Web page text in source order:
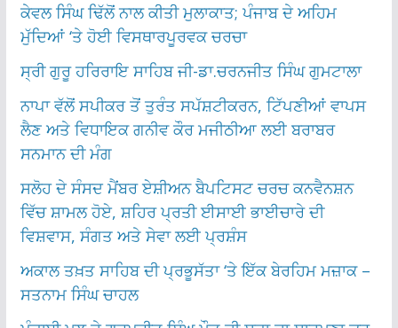
ਕੇਵਲ ਸਿੰਘ ਢਿੱਲੋਂ ਨਾਲ ਕੀਤੀ ਮੁਲਾਕਾਤ; ਪੰਜਾਬ ਦੇ ਅਹਿਮ
ਮੁੱਦਿਆਂ ‘ਤੇ ਹੋਈ ਵਿਸਥਾਰਪੂਰਵਕ ਚਰਚਾ
ਸ੍ਰੀ ਗੁਰੂ ਹਰਿਰਾਇ ਸਾਹਿਬ ਜੀ-ਡਾ.ਚਰਨਜੀਤ ਸਿੰਘ ਗੁਮਟਾਲਾ
ਨਾਪਾ ਵੱਲੋਂ ਸਪੀਕਰ ਤੋਂ ਤੁਰੰਤ ਸਪੱਸ਼ਟੀਕਰਨ, ਟਿੱਪਣੀਆਂ ਵਾਪਸ
ਲੈਣ ਅਤੇ ਵਿਧਾਇਕ ਗਨੀਵ ਕੌਰ ਮਜੀਠੀਆ ਲਈ ਬਰਾਬਰ
ਸਨਮਾਨ ਦੀ ਮੰਗ
ਸਲੋਹ ਦੇ ਸੰਸਦ ਮੈਂਬਰ ਏਸ਼ੀਅਨ ਬੈਪਟਿਸਟ ਚਰਚ ਕਨਵੈਨਸ਼ਨ
ਵਿੱਚ ਸ਼ਾਮਲ ਹੋਏ, ਸ਼ਹਿਰ ਪ੍ਰਤੀ ਈਸਾਈ ਭਾਈਚਾਰੇ ਦੀ
ਵਿਸ਼ਵਾਸ, ਸੰਗਤ ਅਤੇ ਸੇਵਾ ਲਈ ਪ੍ਰਸ਼ੰਸ
ਅਕਾਲ ਤਖ਼ਤ ਸਾਹਿਬ ਦੀ ਪ੍ਰਭੂਸੱਤਾ ‘ਤੇ ਇੱਕ ਬੇਰਹਿਮ ਮਜ਼ਾਕ –
ਸਤਨਾਮ ਸਿੰਘ ਚਾਹਲ